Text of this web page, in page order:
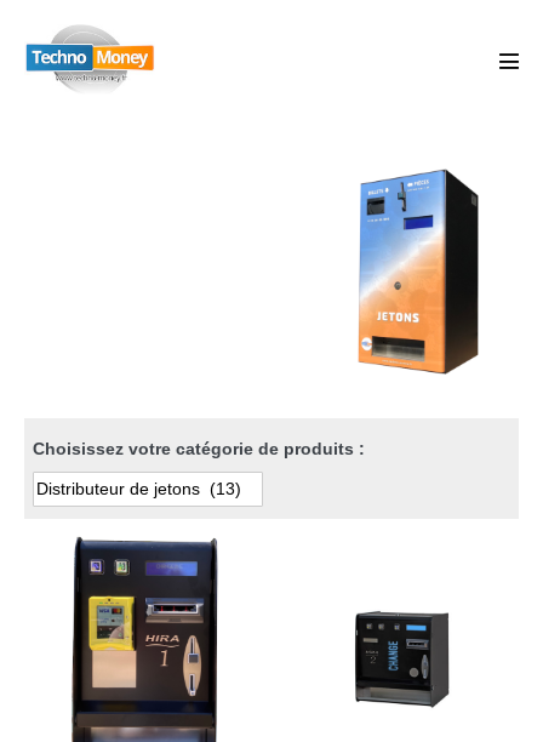
Choisissez votre catégorie de produits :